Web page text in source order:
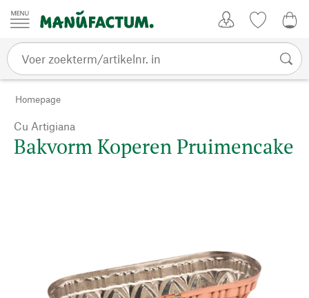
Passer au contenu
Homepage
Cu Artigiana
Bakvorm Koperen Pruimencake